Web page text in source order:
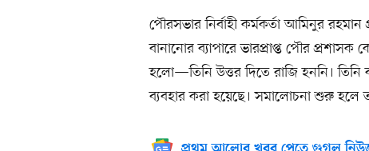
পৌরসভার নির্বাহী কর্মকর্তা আমিনুর
বানানোর ব্যাপারে ভারপ্রাপ্ত পৌর প্রশাসক
হলো—তিনি উত্তর দিতে রাজি হননি। তিনি
ব্যবহার করা হয়েছে। সমালোচনা শুরু হলে